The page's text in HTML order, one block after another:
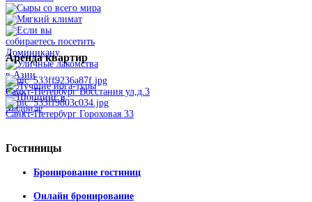
Арендаквартир
Санкт-Петербург Восстания ул,д.3
Санкт-Петербург Гороховая 33
Гостиницы
Бронирование гостиниц
Онлайн бронирование